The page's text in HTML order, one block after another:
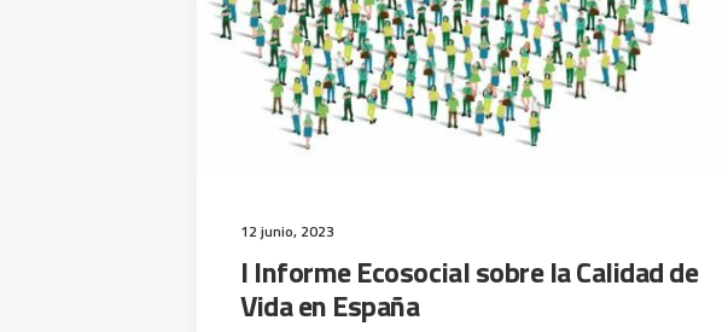
12 junio, 2023
I Informe Ecosocial sobre la Calidad de
Vida en España